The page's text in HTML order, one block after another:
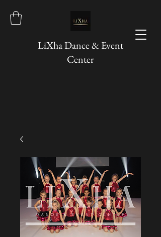
LiXha Dance & Event
Center